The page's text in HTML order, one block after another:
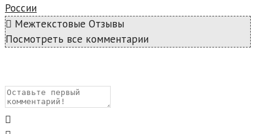
России
Межтекстовые Отзывы
Посмотреть все комментарии